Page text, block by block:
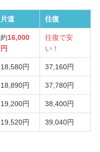
片道 往復
約16,000
円
往復で安
い！
18,580円 37,160円
18,890円 37,780円
19,200円 38,400円
19,520円 39,040円